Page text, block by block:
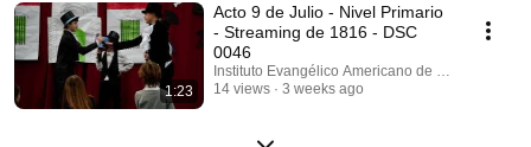
1:23
Acto 9 de Julio - Nivel Primario
- Streaming de 1816 - DSC
0046
Instituto Evangélico Americano de Villa del
14 views
3 weeks ago